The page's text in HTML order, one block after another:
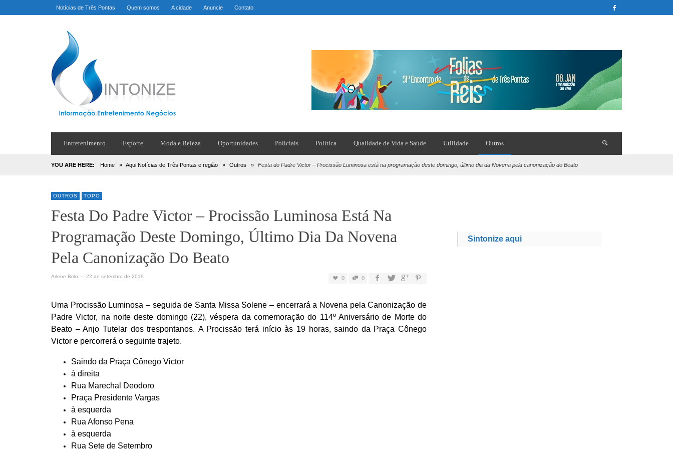
Notícias de Três Pontas Quem somos A cidade Anuncie Contato
Entretenimento Esporte Moda e Beleza Oportunidades Policiais Política Qualidade de Vida e Saúde Utilidade Outros
YOU ARE HERE: Home » Aqui Notícias de Três Pontas e região » Outros » Festa do Padre Victor – Procissão Luminosa está na programação deste domingo, último dia da Novena pela canonização do Beato
OUTROS TOPO
Festa Do Padre Victor – Procissão Luminosa Está Na
Programação Deste Domingo, Último Dia Da Novena
Pela Canonização Do Beato
Arlene Brito — 22 de setembro de 2019 0 0
Uma Procissão Luminosa – seguida de Santa Missa Solene – encerrará a Novena pela Canonização de
Padre Victor, na noite deste domingo (22), véspera da comemoração do 114º Aniversário de Morte do
Beato – Anjo Tutelar dos trespontanos. A Procissão terá início às 19 horas, saindo da Praça Cônego
Victor e percorrerá o seguinte trajeto.
Saindo da Praça Cônego Victor
à direita
Rua Marechal Deodoro
Praça Presidente Vargas
à esquerda
Rua Afonso Pena
à esquerda
Rua Sete de Setembro
Sintonize aqui